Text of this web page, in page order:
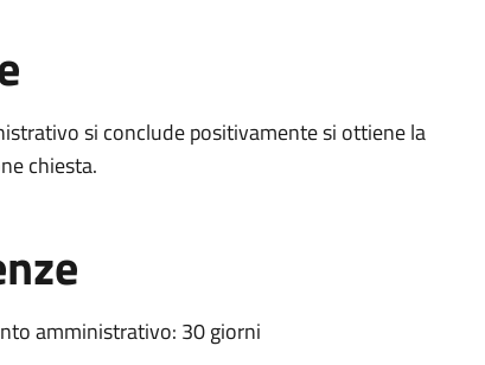
si conclude positivamente si ottiene la
chiesta.
amministrativo: 30 giorni